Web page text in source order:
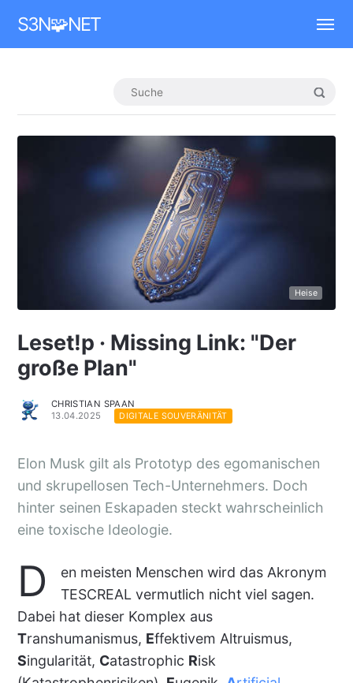
S3N🧩NET
Heise
Leset!p · Missing Link: "Der
große Plan"
CHRISTIAN SPAAN
13.04.2025
DIGITALE SOUVERÄNITÄT
Elon Musk gilt als Prototyp des egomanischen
und skrupellosen Tech-Unternehmers. Doch
hinter seinen Eskapaden steckt wahrscheinlich
eine toxische Ideologie.
D
en meisten Menschen wird das Akronym
TESCREAL vermutlich nicht viel sagen.
Dabei hat dieser Komplex aus
Transhumanismus, Effektivem Altruismus,
Singularität, Catastrophic Risk